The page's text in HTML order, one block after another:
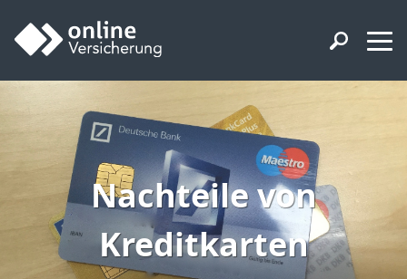
Nachteile von
Kreditkarten